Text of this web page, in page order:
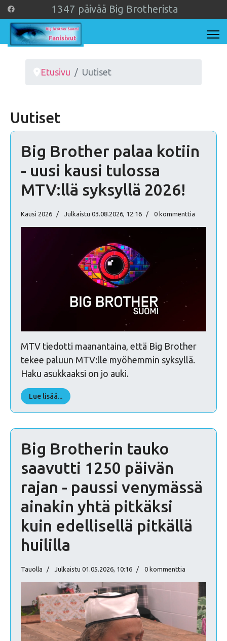
1 347 päivää Big Brotherista
Etusivu Uutiset
Uutiset
Big Brother palaa kotiin
- uusi kausi tulossa
MTV:llä syksyllä 2026!
Kausi 2026 Julkaistu 03.08.2026, 12:16 0 kommenttia
MTV tiedotti maanantaina, että Big Brother
tekee paluun MTV:lle myöhemmin syksyllä.
Haku asukkaaksi on jo auki.
Lue lisää...
Big Brotherin tauko
saavutti 1250 päivän
rajan - paussi venymässä
ainakin yhtä pitkäksi
kuin edellisellä pitkällä
huililla
Tauolla Julkaistu 01.05.2026, 10:16 0 kommenttia